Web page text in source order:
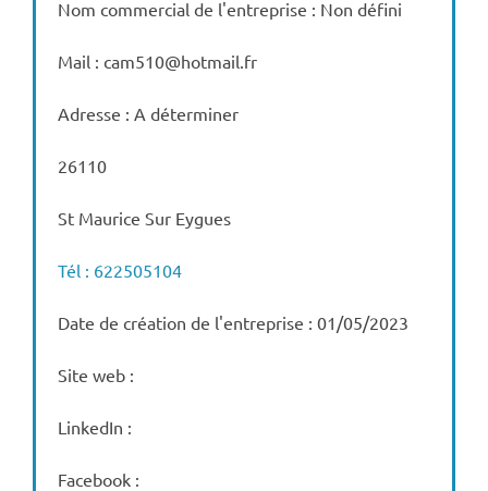
Nom commercial de l'entreprise : Non défini
Mail : cam510@hotmail.fr
Adresse : A déterminer
26110
St Maurice Sur Eygues
Tél : 622505104
Date de création de l'entreprise : 01/05/2023
Site web :
LinkedIn :
Facebook :